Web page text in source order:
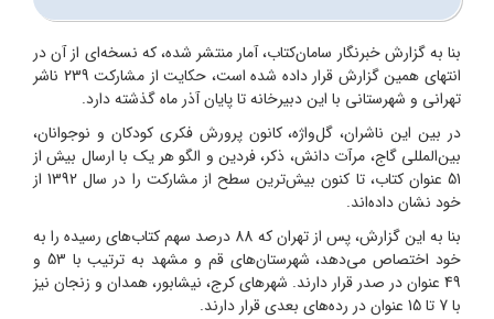
بنا به گزارش خبرنگار سامان‌کتاب، آمار منتشر شده، که نسخه‌ای از آن در
انتهای همین گزارش قرار داده شده است، حکایت از مشارکت 239 ناشر
تهرانی و شهرستانی با این دبیرخانه تا پایان آذر ماه گذشته دارد.
در بین این ناشران، گل‌واژه، کانون پرورش فکری کودکان و نوجوانان،
بین‌المللی گاج، مرآت دانش، ذکر، فردین و الگو هر یک با ارسال بیش از
51 عنوان کتاب، تا کنون بیش‌ترین سطح از مشارکت را در سال 1392 از
خود نشان داده‌اند.
بنا به این گزارش، پس از تهران که 88 درصد سهم کتاب‌های رسیده را به
خود اختصاص می‌دهد، شهرستان‌های قم و مشهد به ترتیب با 53 و
49 عنوان در صدر قرار دارند. شهرهای کرج، نیشابور، همدان و زنجان نیز
با 7 تا 15 عنوان در رده‌های بعدی قرار دارند.